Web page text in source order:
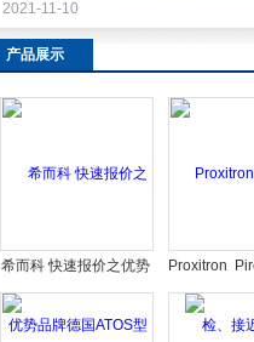
2021-11-10
产品展示
希而科 快速报价之优势
品牌德国ATOS型号展
示
Proxitron
接近开关